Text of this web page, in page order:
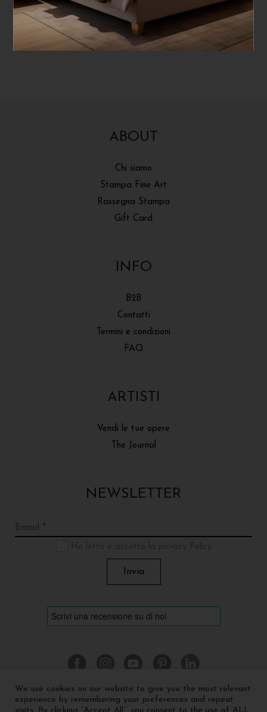
Navigazione
articoli
← Leandro Faina – L’arte è qualcosa che
accade
ABOUT
Chi siamo
Stampa Fine Art
Rassegna Stampa
Gift Card
INFO
B2B
Contatti
Termini e condizioni
FAQ
ARTISTI
Vendi le tue opere
The Journal
NEWSLETTER
We use cookies on our website to give you the most relevant
experience by remembering your preferences and repeat